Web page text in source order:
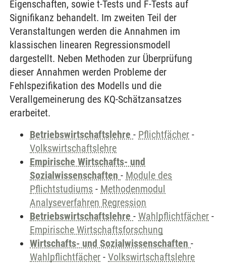
Eigenschaften, sowie t-Tests und F-Tests auf
Signifikanz behandelt. Im zweiten Teil der
Veranstaltungen werden die Annahmen im
klassischen linearen Regressionsmodell
dargestellt. Neben Methoden zur Überprüfung
dieser Annahmen werden Probleme der
Fehlspezifikation des Modells und die
Verallgemeinerung des KQ-Schätzansatzes
erarbeitet.
Betriebswirtschaftslehre - Pflichtfächer -
Volkswirtschaftslehre
Empirische Wirtschafts- und
Sozialwissenschaften - Module des
Pflichtstudiums - Methodenmodul
Analyseverfahren Regression
Betriebswirtschaftslehre - Wahlpflichtfächer -
Empirische Wirtschaftsforschung
Wirtschafts- und Sozialwissenschaften -
Wahlpflichtfächer - Volkswirtschaftslehre